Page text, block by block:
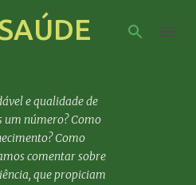
principal
e qualidade de
um número? Como
Como
comentar sobre
que propiciam